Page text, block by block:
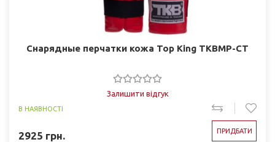
Снарядные перчатки кожа Top King TKBMP-CT
Залишити відгук
В НАЯВНОСТІ
2925 грн. ПРИДБАТИ